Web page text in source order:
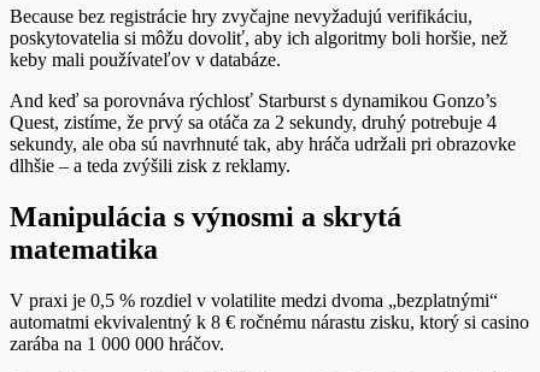
Because bez registrácie hry zvyčajne nevyžadujú verifikáciu,
poskytovatelia si môžu dovoliť, aby ich algoritmy boli horšie, než
keby mali používateľov v databáze.
And keď sa porovnáva rýchlosť Starburst s dynamikou Gonzo’s
Quest, zistíme, že prvý sa otáča za 2 sekundy, druhý potrebuje 4
sekundy, ale oba sú navrhnuté tak, aby hráča udržali pri obrazovke
dlhšie – a teda zvýšili zisk z reklamy.
Manipulácia s výnosmi a skrytá
matematika
V praxi je 0,5 % rozdiel v volatilite medzi dvoma „bezplatnými“
automatmi ekvivalentný k 8 € ročnému nárastu zisku, ktorý si casino
zarába na 1 000 000 hráčov.